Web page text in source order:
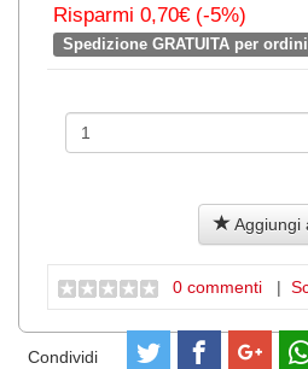
Risparmi 0,70€ (-5%)
Spedizione GRATUITA per
Aggiungi
0 commenti |
Condividi